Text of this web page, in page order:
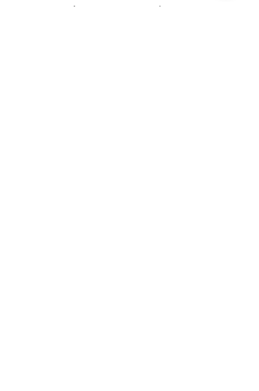
emocional que conozcas). Si necesitas